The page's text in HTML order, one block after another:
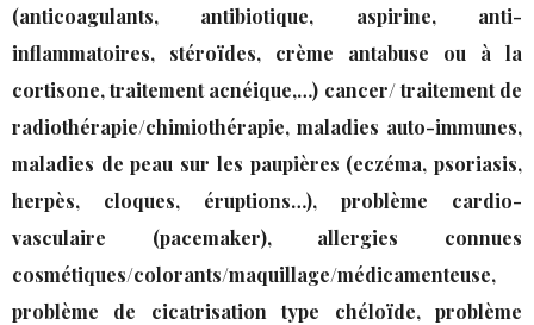
(anticoagulants, antibiotique, aspirine, anti-
inflammatoires, stéroïdes, crème antabuse ou à la
cortisone, traitement acnéique,…) cancer/ traitement de
radiothérapie/chimiothérapie, maladies auto-immunes,
maladies de peau sur les paupières (eczéma, psoriasis,
herpès, cloques, éruptions…), problème cardio-
vasculaire (pacemaker), allergies connues
cosmétiques/colorants/maquillage/médicamenteuse,
problème de cicatrisation type chéloïde, problème